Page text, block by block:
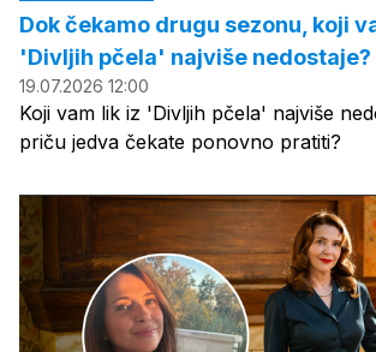
Dok čekamo drugu sezonu, koji
'Divljih pčela' najviše nedostaje?
19.07.2026 12:00
Koji vam lik iz 'Divljih pčela' najviše
priču jedva čekate ponovno pratiti?